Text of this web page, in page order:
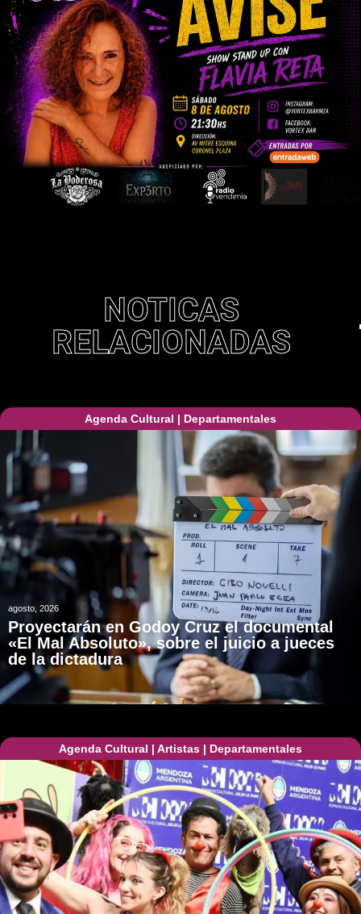
NOTICAS
RELACIONADAS
Agenda Cultural | Departamentales
agosto, 2026
Proyectarán en Godoy Cruz el documental
«El Mal Absoluto», sobre el juicio a jueces
de la dictadura
Agenda Cultural | Artistas | Departamentales